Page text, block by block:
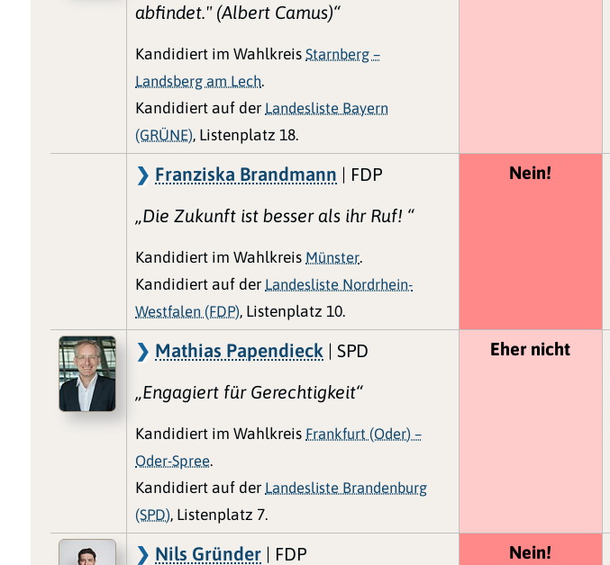
abfindet." (Albert Camus)“
Kandidiert im WahlkreisStarnberg –
Landsberg am Lech.
Kandidiert auf der Landesliste Bayern
(GRÜNE), Listenplatz 18.
Franziska Brandmann | FDP
„Die Zukunft ist besser als ihr Ruf! “
Kandidiert im Wahlkreis Münster.
Kandidiert auf der Landesliste Nordrhein-
Westfalen (FDP), Listenplatz 10.
Nein!
Mathias Papendieck | SPD
„Engagiert für Gerechtigkeit“
Kandidiert im Wahlkreis Frankfurt (Oder) –
Oder-Spree.
Kandidiert auf der Landesliste Brandenburg
(SPD), Listenplatz 7.
Eher nicht
Nils Gründer | FDP Nein!